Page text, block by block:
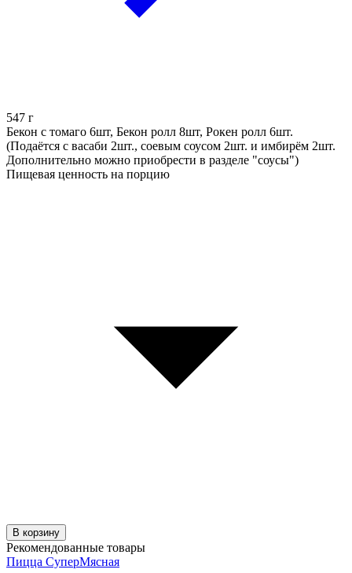
547 г
Бекон с томаго 6шт, Бекон ролл 8шт, Рокен ролл 6шт.
(Подаётся с васаби 2шт., соевым соусом 2шт. и имбирём 2шт.
Дополнительно можно приобрести в разделе "соусы")
Пищевая ценность на порцию
В корзину
Рекомендованные товары
Пицца СуперМясная